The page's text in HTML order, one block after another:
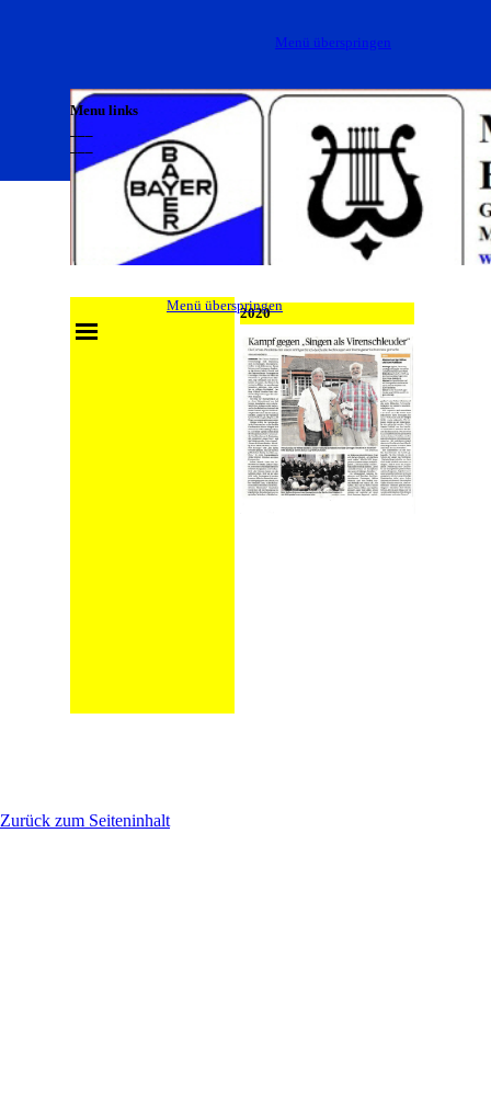
Menü überspringen
Menu links
___
Menü überspringen
2020
Zurück zum Seiteninhalt